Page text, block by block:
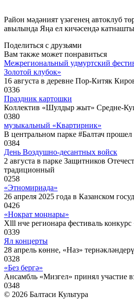
Район мәдәният үзәгенең автоклуб
авылында Яңа ел кичәсендә катнашты
Поделиться с друзьями
Вам также может понравиться
Межрегиональный удмуртский
Золотой клубок»
16 августа в деревне Пор-Китяк
0336
Праздник картошки
Коллектив «Шулдыр жыт» Средне-
0380
музыкальный «Квартирник»
В центральном парке #Балтач
0384
День Воздушно-десантных войск
2 августа в парке Защитников
традиционный
0258
«Этномириада»
26 апреля 2025 года в Казанском
0426
«Нократ моңнары»
Xlll нче регионара фестиваль конкурс
0339
Ял концерты
28 апрель көнне, «Наз»
0328
«Без бергә»
Ансамбль «Мизгел» принял участие
0348
© 2026 Балтаси Культура